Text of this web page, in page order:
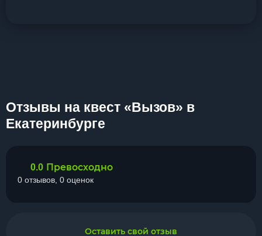
Отзывы на квест «Вызов» в
Екатеринбурге
0.0 Превосходно
0 отзывов, 0 оценок
Оставить свой отзыв